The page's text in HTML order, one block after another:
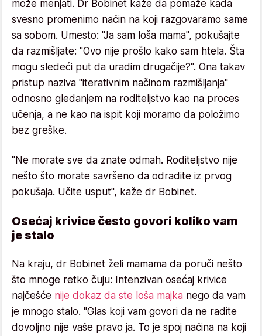
može menjati. Dr Bobinet kaže da pomaže kada
svesno promenimo način na koji razgovaramo same
sa sobom. Umesto: "Ja sam loša mama", pokušajte
da razmišljate: "Ovo nije prošlo kako sam htela. Šta
mogu sledeći put da uradim drugačije?". Ona takav
pristup naziva "iterativnim načinom razmišljanja"
odnosno gledanjem na roditeljstvo kao na proces
učenja, a ne kao na ispit koji moramo da položimo
bez greške.
"Ne morate sve da znate odmah. Roditeljstvo nije
nešto što morate savršeno da odradite iz prvog
pokušaja. Učite usput", kaže dr Bobinet.
Osećaj krivice često govori koliko vam
je stalo
Na kraju, dr Bobinet želi mamama da poruči nešto
što mnoge retko čuju: Intenzivan osećaj krivice
najčešće nije dokaz da ste loša majka nego da vam
je mnogo stalo. "Glas koji vam govori da ne radite
dovoljno nije vaše pravo ja. To je spoj načina na koji